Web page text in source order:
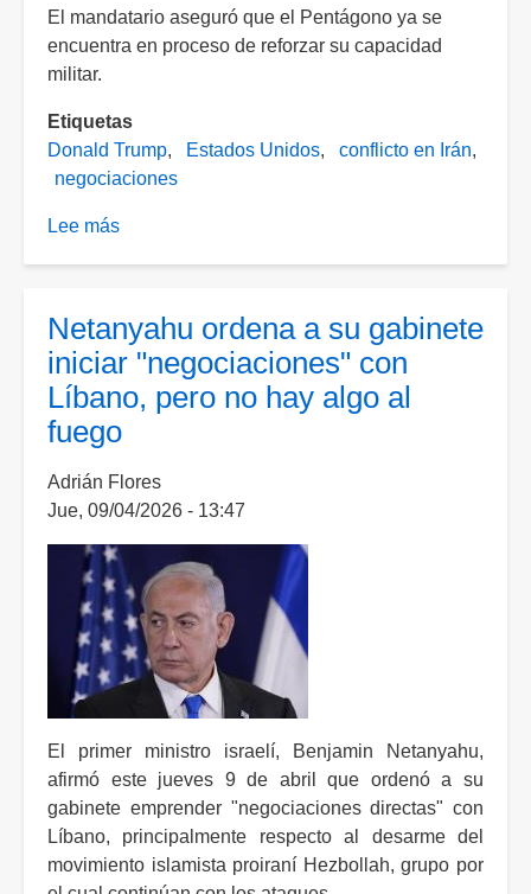
El mandatario aseguró que el Pentágono ya se
encuentra en proceso de reforzar su capacidad
militar.
Etiquetas
Donald Trump
Estados Unidos
conflicto en Irán
negociaciones
Lee más
“duro
ataque”
a
Irán
fallan
negociaciones
paz
Netanyahu ordena a su gabinete
iniciar "negociaciones" con
Líbano, pero no hay algo al
fuego
Adrián Flores
Jue, 09/04/2026 - 13:47
El primer ministro israelí, Benjamin Netanyahu,
afirmó este jueves 9 de abril que ordenó a su
gabinete emprender "negociaciones directas" con
Líbano, principalmente respecto al desarme del
movimiento islamista proiraní Hezbollah, grupo por